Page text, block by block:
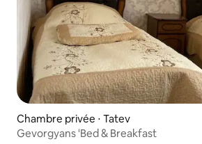
Chambre privée ⋅ Tatev
Gevorgyans 'Bed & Breakfast